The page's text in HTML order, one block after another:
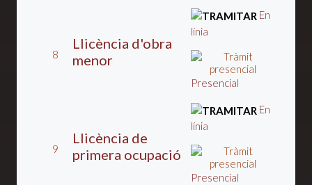
8
Llicència d'obra
menor
En
línia
Presencial
9
Llicència de
primera ocupació
En
línia
Presencial